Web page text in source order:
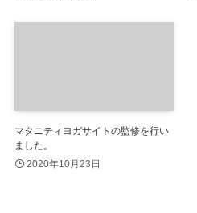
マタニティヨガサイトの監修を行い
ました。
2020年10月23日